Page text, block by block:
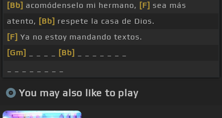
[Bb] acomódenselo mi hermano, [F] sea más
atento, [Bb] respete la casa de Dios.
[F] Ya no estoy mandando textos.
[Gm]
[Bb]
You may also like to play